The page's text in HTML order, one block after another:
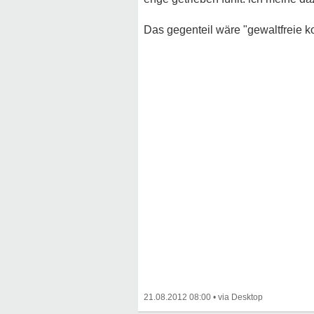
Das gegenteil wäre "gewaltfreie
21.08.2012 08:00 •